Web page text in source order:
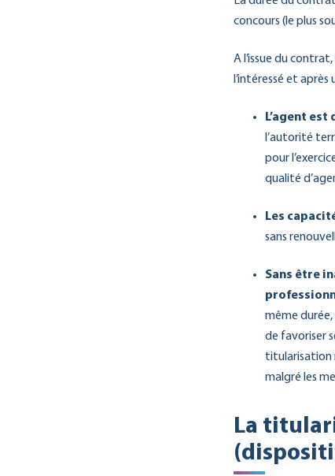
concours (le plus
A l’issue du
l’intéressé et
L’agent
l’autorité
pour
qualité
Les
sans
Sans être
même durée,
de favoriser
titularisation
malgré les
La